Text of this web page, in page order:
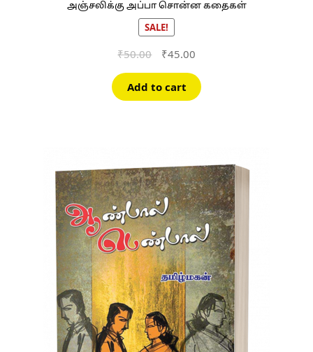
அஞ்சலிக்கு அப்பா சொன்ன கதைகள்
SALE!
₹50.00
Original
was:
₹50.00.
₹45.00Current
is:
₹45.00.
Add to cart